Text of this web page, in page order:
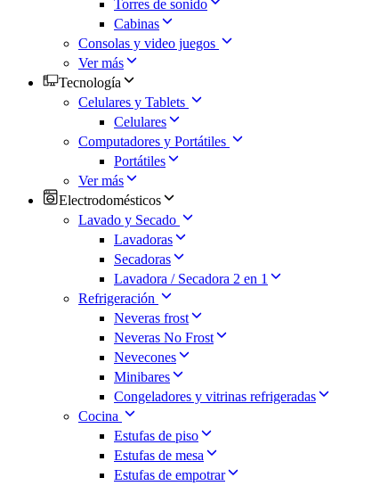
Torres de sonido
Cabinas
Consolas y video juegos
Ver más
Tecnología
Celulares y Tablets
Celulares
Computadores y Portátiles
Portátiles
Ver más
Electrodomésticos
Lavado y Secado
Lavadoras
Secadoras
Lavadora / Secadora 2 en 1
Refrigeración
Neveras frost
Neveras No Frost
Nevecones
Minibares
Congeladores y vitrinas refrigeradas
Cocina
Estufas de piso
Estufas de mesa
Estufas de empotrar